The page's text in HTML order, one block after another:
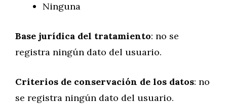
Ninguna
Base jurídica del tratamiento: no se
registra ningún dato del usuario.
Criterios de conservación de los datos: no
se registra ningún dato del usuario.